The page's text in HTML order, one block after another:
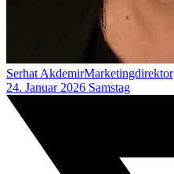
Serhat AkdemirMarketingdirektor
24. Januar 2026 Samstag